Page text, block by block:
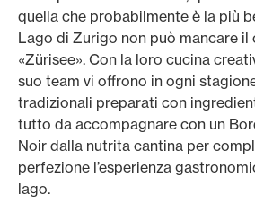
quella che probabilmente è la più
Lago di Zurigo non può mancare il
«Zürisee». Con la loro cucina
suo team vi offrono in ogni
tradizionali preparati con
tutto da accompagnare con un
Noir dalla nutrita cantina per
perfezione l’esperienza
lago.